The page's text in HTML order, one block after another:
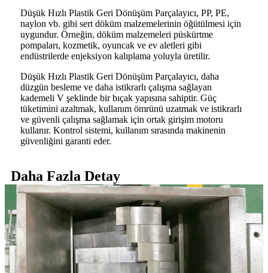
Düşük Hızlı Plastik Geri Dönüşüm Parçalayıcı, PP, PE,
naylon vb. gibi sert döküm malzemelerinin öğütülmesi için
uygundur. Örneğin, döküm malzemeleri püskürtme
pompaları, kozmetik, oyuncak ve ev aletleri gibi
endüstrilerde enjeksiyon kalıplama yoluyla üretilir.
Düşük Hızlı Plastik Geri Dönüşüm Parçalayıcı, daha
düzgün besleme ve daha istikrarlı çalışma sağlayan
kademeli V şeklinde bir bıçak yapısına sahiptir. Güç
tüketimini azaltmak, kullanım ömrünü uzatmak ve istikrarlı
ve güvenli çalışma sağlamak için ortak girişim motoru
kullanır. Kontrol sistemi, kullanım sırasında makinenin
güvenliğini garanti eder.
Daha Fazla Detay